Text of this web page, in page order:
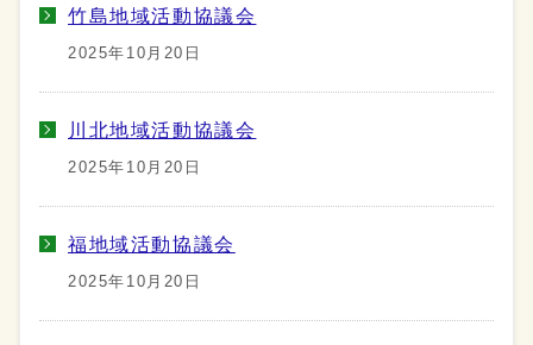
竹島地域活動協議会
2025年10月20日
川北地域活動協議会
2025年10月20日
福地域活動協議会
2025年10月20日